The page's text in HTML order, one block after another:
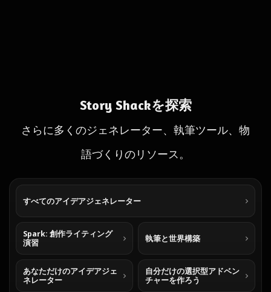
Story Shackを探索
さらに多くのジェネレーター、執筆ツール、物
語づくりのリソース。
すべてのアイデアジェネレーター
Spark: 創作ライティング
演習
執筆と世界構築
あなただけのアイデアジェ
ネレーター
自分だけの選択型アドベン
チャーを作ろう